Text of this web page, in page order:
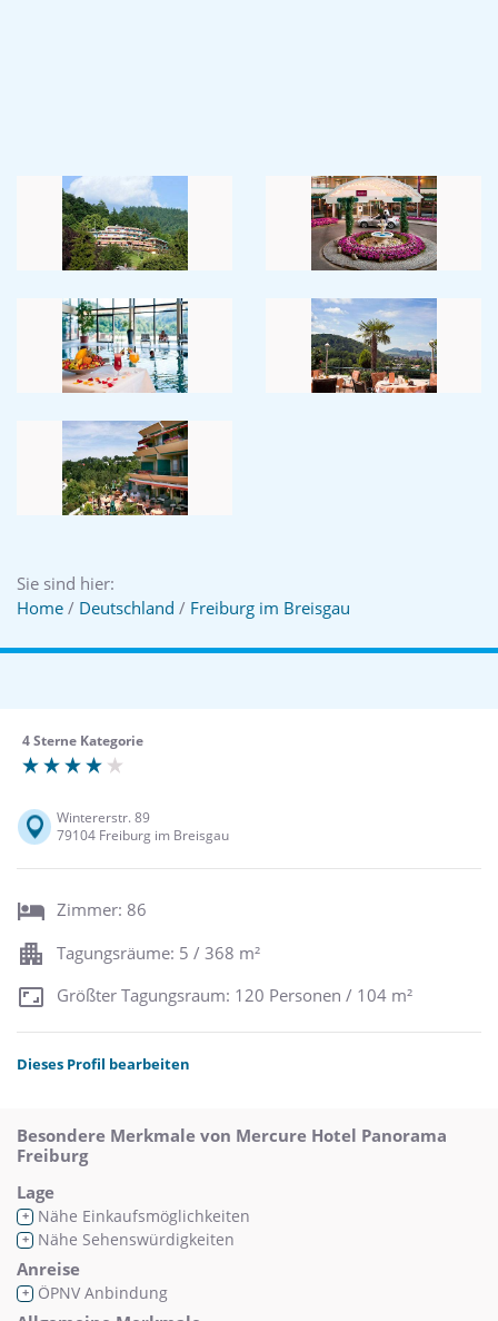
Sie sind hier:
Home / Deutschland / Freiburg im Breisgau
4 Sterne Kategorie
Wintererstr. 89
79104 Freiburg im Breisgau
Zimmer: 86
Tagungsräume: 5 / 368 m²
Größter Tagungsraum: 120 Personen / 104 m²
Dieses Profil bearbeiten
Besondere Merkmale von Mercure Hotel Panorama
Freiburg
Lage
+ Nähe Einkaufsmöglichkeiten
+ Nähe Sehenswürdigkeiten
Anreise
+ ÖPNV Anbindung